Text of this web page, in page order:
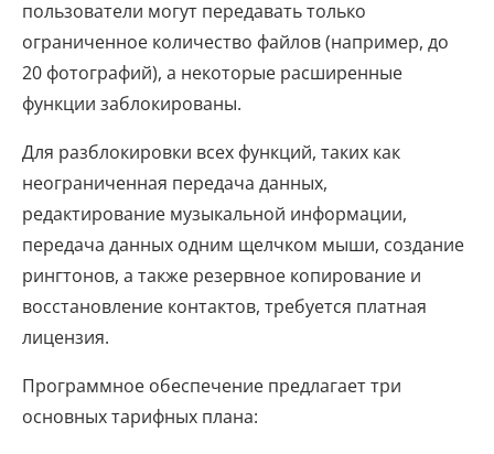
пользователи могут передавать только
ограниченное количество файлов (например, до
20 фотографий), а некоторые расширенные
функции заблокированы.
Для разблокировки всех функций, таких как
неограниченная передача данных,
редактирование музыкальной информации,
передача данных одним щелчком мыши, создание
рингтонов, а также резервное копирование и
восстановление контактов, требуется платная
лицензия.
Программное обеспечение предлагает три
основных тарифных плана: